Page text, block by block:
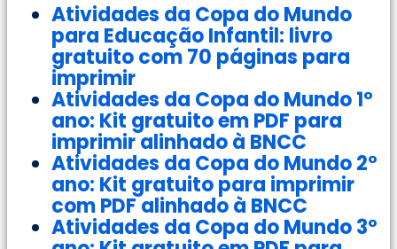
Atividades da Copa do Mundo
para Educação Infantil: livro
gratuito com 70 páginas para
imprimir
Atividades da Copa do Mundo 1°
ano: Kit gratuito em PDF para
imprimir alinhado à BNCC
Atividades da Copa do Mundo 2°
ano: Kit gratuito para imprimir
com PDF alinhado à BNCC
Atividades da Copa do Mundo 3°